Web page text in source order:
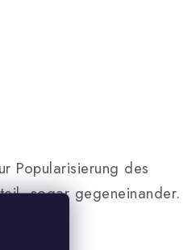
Popularisierung des
sogar gegeneinander.